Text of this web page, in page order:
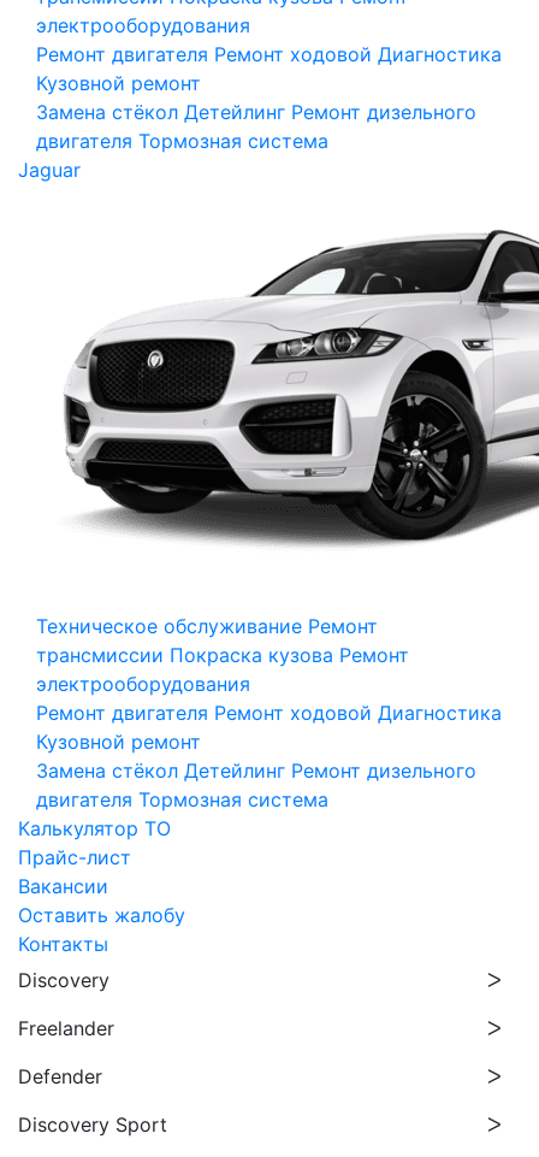
электрооборудования
Ремонт двигателя Ремонт ходовой Диагностика
Кузовной ремонт
Замена стёкол Детейлинг Ремонт дизельного
двигателя Тормозная система
Jaguar
Техническое обслуживание Ремонт
трансмиссии Покраска кузова Ремонт
электрооборудования
Ремонт двигателя Ремонт ходовой Диагностика
Кузовной ремонт
Замена стёкол Детейлинг Ремонт дизельного
двигателя Тормозная система
Калькулятор ТО
Прайс-лист
Вакансии
Оставить жалобу
Контакты
Discovery
Freelander
Defender
Discovery Sport